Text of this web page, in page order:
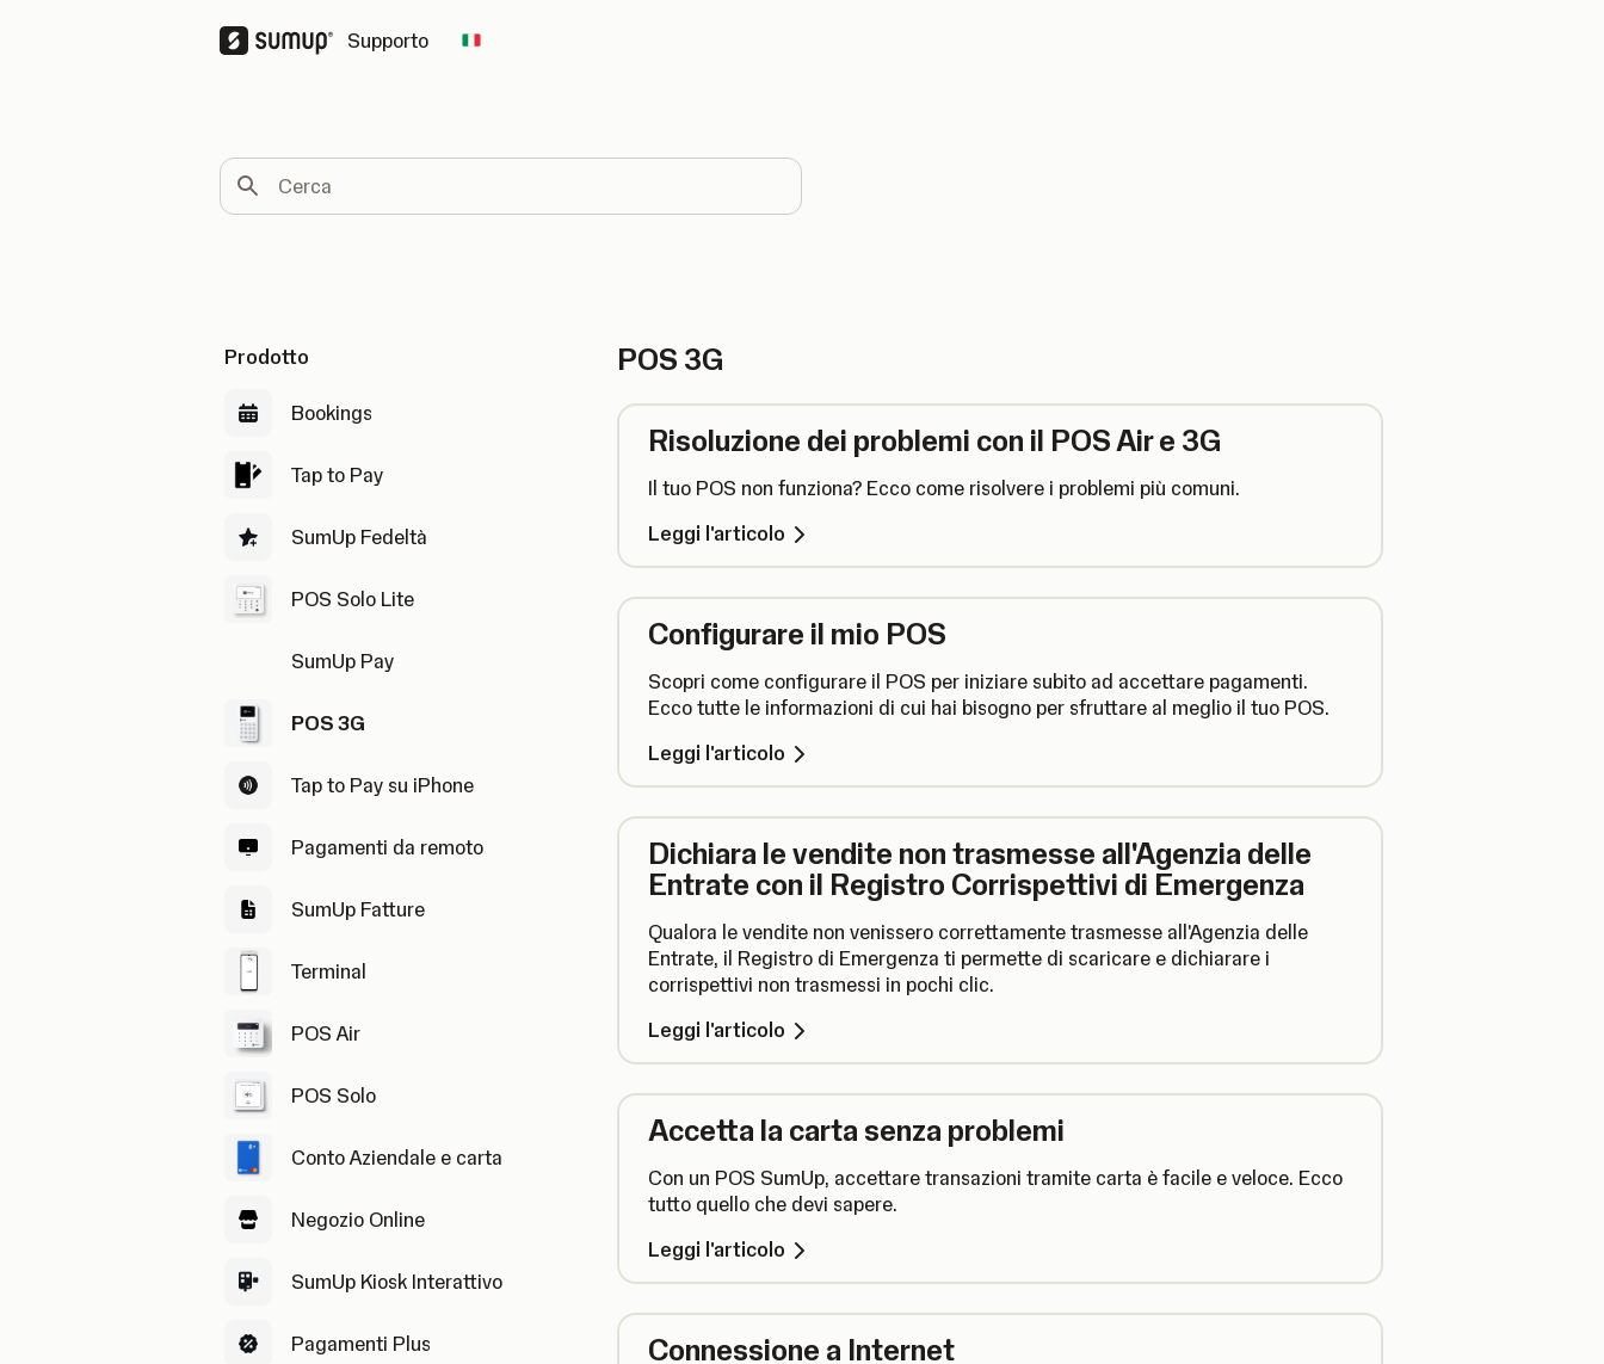
Supporto Change country
Cerca
Prodotto
Bookings
Tap to Pay
SumUp Fedeltà
POS Solo Lite
SumUp Pay
POS 3G
Tap to Pay su iPhone
Pagamenti da remoto
SumUp Fatture
Terminal
POS Air
POS Solo
Conto Aziendale e carta
Negozio Online
SumUp Kiosk Interattivo
Pagamenti Plus
POS 3G
Risoluzione dei problemi con il POS Air e 3G
Il tuo POS non funziona? Ecco come risolvere i problemi più comuni.
Leggi l'articolo
Configurare il mio POS
Scopri come configurare il POS per iniziare subito ad accettare pagamenti.
Ecco tutte le informazioni di cui hai bisogno per sfruttare al meglio il tuo POS.
Leggi l'articolo
Dichiara le vendite non trasmesse all'Agenzia delle
Entrate con il Registro Corrispettivi di Emergenza
Qualora le vendite non venissero correttamente trasmesse all'Agenzia delle
Entrate, il Registro di Emergenza ti permette di scaricare e dichiarare i
corrispettivi non trasmessi in pochi clic.
Leggi l'articolo
Accetta la carta senza problemi
Con un POS SumUp, accettare transazioni tramite carta è facile e veloce. Ecco
tutto quello che devi sapere.
Leggi l'articolo
Connessione a Internet